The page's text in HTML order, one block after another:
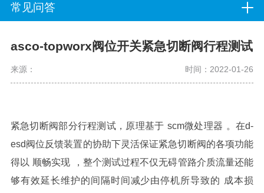
常见问答
asco-topworx阀位开关紧急切断阀行程测试
来源： 时间：2022-01-26
紧急切断阀部分行程测试 ，原理基于 scm微处理器 。在d-
esd阀位反馈装置的协助下灵活保证紧急切断阀的各项功能
得以 顺畅实现 ，整个测试过程不仅无碍管路介质流量还能
够有效延长维护的间隔时间减少由停机所导致的 成本损